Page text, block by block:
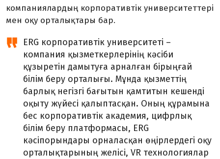
компаниялардың корпоративтік университеттері
мен оқу орталықтары бар.
ERG корпоративтік университеті –
компания қызметкерлерінің кәсіби
құзыретін дамытуға арналған бірыңғай
білім беру орталығы. Мұнда қызметтің
барлық негізгі бағытын қамтитын кешенді
оқыту жүйесі қалыптасқан. Оның құрамына
бес корпоративтік академия, цифрлық
білім беру платформасы, ERG
кәсіпорындары орналасқан өңірлердегі оқу
орталықтарының желісі, VR технологиялар